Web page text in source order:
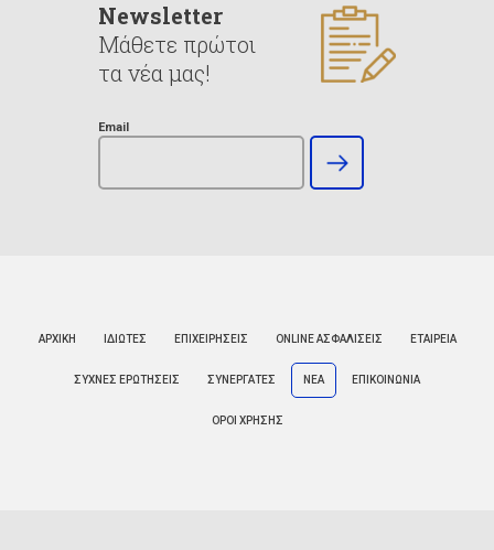
Newsletter
Μάθετε πρώτοι
τα νέα μας!
Email
ΑΡΧΙΚΗ ΙΔΙΩΤΕΣ ΕΠΙΧΕΙΡΗΣΕΙΣ ONLINE ΑΣΦΑΛΙΣΕΙΣ ΕΤΑΙΡΕΙΑ
ΣΥΧΝΕΣ ΕΡΩΤΗΣΕΙΣ ΣΥΝΕΡΓΑΤΕΣ ΝΕΑ ΕΠΙΚΟΙΝΩΝΙΑ
ΟΡΟΙ ΧΡΗΣΗΣ